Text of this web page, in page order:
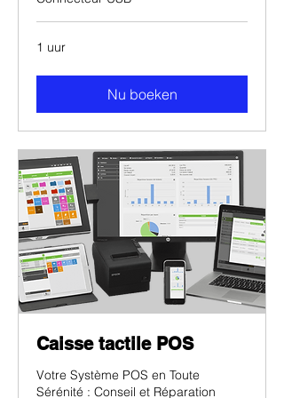
1 uur
Nu boeken
Caisse tactile POS
Votre Système POS en Toute
Sérénité : Conseil et Réparation